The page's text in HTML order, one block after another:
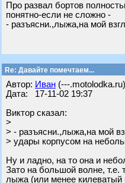
Про развал бортов
понятно-если не сложно -
- разъясни.,лыжа,на мой
Re: Давайте помечтаем...
Автор: Иван (---.motolodka.ru)
Дата: 17-11-02 19:37
Виктор сказал:
>
> - разъясни.,лыжа,на мой
> удары корпусом на
Ну и ладно, на то она и
Зато на большой волне, т.е.
лыжа (или менее килеватый